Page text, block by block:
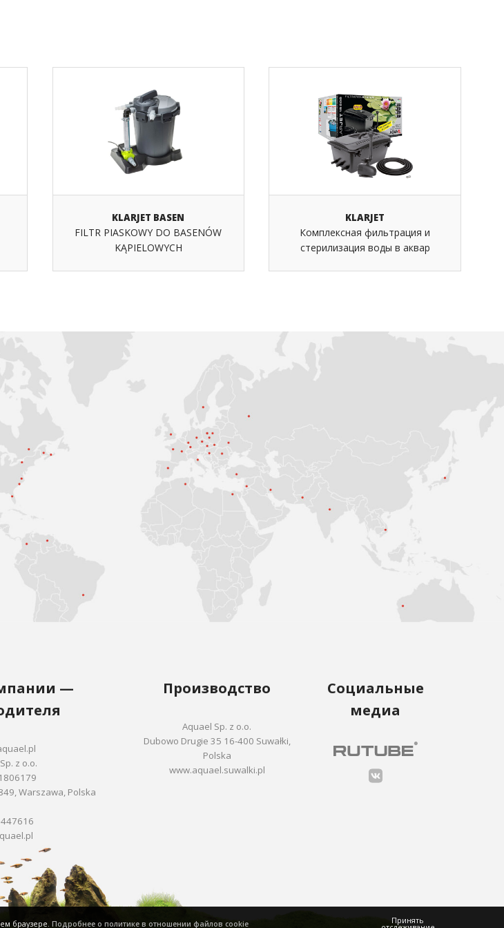
KLARJET BASEN
FILTR PIASKOWY DO BASENÓW
KĄPIELOWYCH
KLARJET
Комплексная фильтрация и
стерилизация воды в аквар
браузере. Подробнее о политике в отношении файлов cookie Принять
—
z o.o.
Warszawa, Polska
Производство
Aquael Sp. z o.o.
Dubowo Drugie 35 16-400 Suwałki,
Polska
www.aquael.suwalki.pl
Социальные
медиа